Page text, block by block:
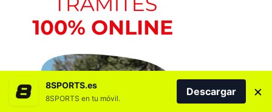
8SPORTS.es
8SPORTS en tu móvil.
Descargar ×